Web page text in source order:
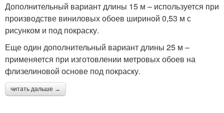
Дополнительный вариант длины 15 м – используется при
производстве виниловых обоев шириной 0,53 м с
рисунком и под покраску.
Еще один дополнительный вариант длины 25 м –
применяется при изготовлении метровых обоев на
флизелиновой основе под покраску.
читать дальше →